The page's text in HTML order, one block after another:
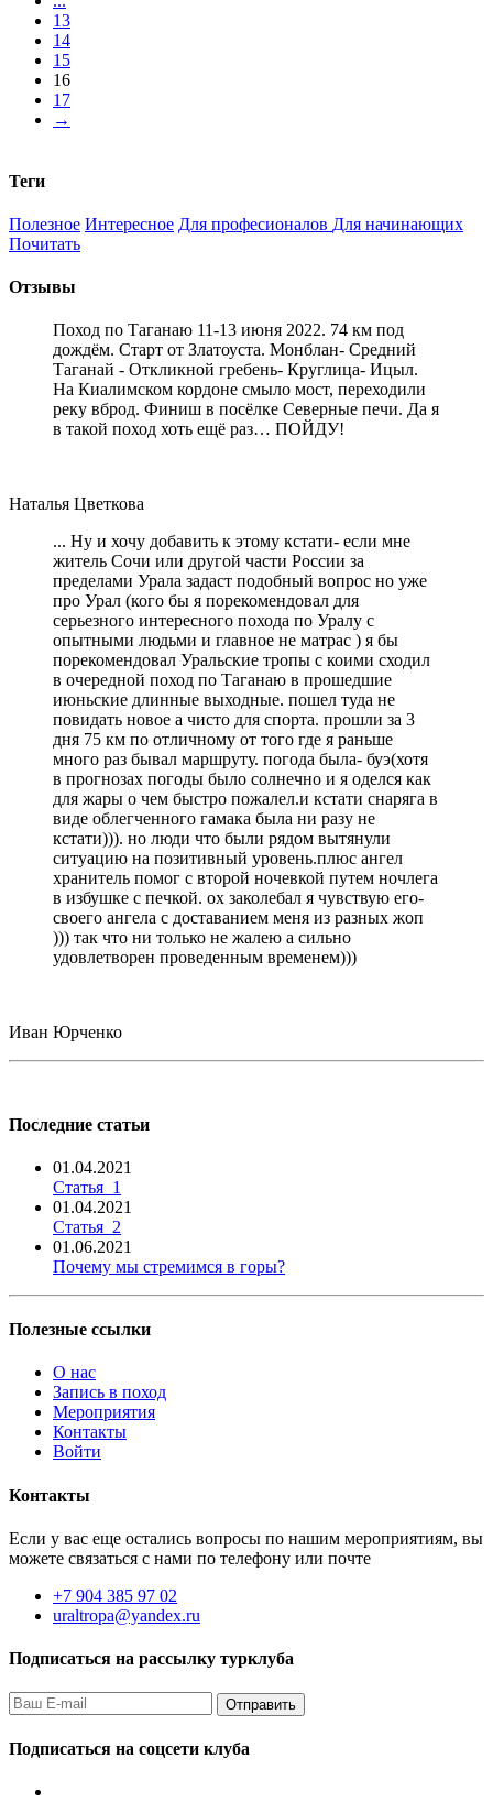
13
14
15
16
17
→
Теги
Полезное Интересное Для професионалов Для начинающих
Почитать
Отзывы
Поход по Таганаю 11-13 июня 2022. 74 км под
дождём. Старт от Златоуста. Монблан- Средний
Таганай - Откликной гребень- Круглица- Ицыл.
На Киалимском кордоне смыло мост, переходили
реку вброд. Финиш в посёлке Северные печи. Да я
в такой поход хоть ещё раз… ПОЙДУ!
Наталья Цветкова
... Ну и хочу добавить к этому кстати- если мне
житель Сочи или другой части России за
пределами Урала задаст подобный вопрос но уже
про Урал (кого бы я порекомендовал для
серьезного интересного похода по Уралу с
опытными людьми и главное не матрас ) я бы
порекомендовал Уральские тропы с коими сходил
в очередной поход по Таганаю в прошедшие
июньские длинные выходные. пошел туда не
повидать новое а чисто для спорта. прошли за 3
дня 75 км по отличному от того где я раньше
много раз бывал маршруту. погода была- буэ(хотя
в прогнозах погоды было солнечно и я оделся как
для жары о чем быстро пожалел.и кстати снаряга в
виде облегченного гамака была ни разу не
кстати))). но люди что были рядом вытянули
ситуацию на позитивный уровень.плюс ангел
хранитель помог с второй ночевкой путем ночлега
в избушке с печкой. ох заколебал я чувствую его-
своего ангела с доставанием меня из разных жоп
))) так что ни только не жалею а сильно
удовлетворен проведенным временем)))
Иван Юрченко
Последние статьи
01.04.2021
Статья_1
01.04.2021
Статья_2
01.06.2021
Почему мы стремимся в горы?
Полезные ссылки
О нас
Запись в поход
Мероприятия
Контакты
Войти
Контакты
Если у вас еще остались вопросы по нашим мероприятиям, вы
можете связаться с нами по телефону или почте
+7 904 385 97 02
uraltropa@yandex.ru
Подписаться на рассылку турклуба
Подписаться на соцсети клуба